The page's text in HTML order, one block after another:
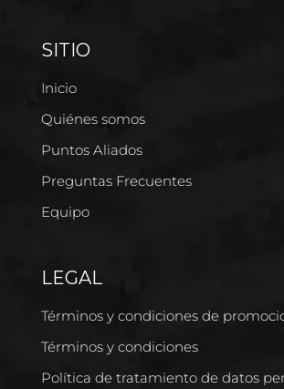
SITIO
Inicio
Quiénes somos
Puntos Aliados
Preguntas Frecuentes
Equipo
LEGAL
Términos y condiciones de
Términos y condiciones
Política de tratamiento de datos